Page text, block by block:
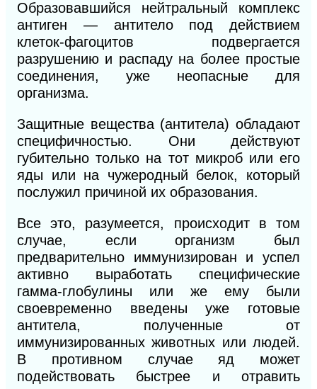
Образовавшийся нейтральный комплекс
антиген — антитело под действием
клеток-фагоцитов подвергается
разрушению и распаду на более простые
соединения, уже неопасные для
организма.
Защитные вещества (антитела) обладают
специфичностью. Они действуют
губительно только на тот микроб или его
яды или на чужеродный белок, который
послужил причиной их образования.
Все это, разумеется, происходит в том
случае, если организм был
предварительно иммунизирован и успел
активно выработать специфические
гамма-глобулины или же ему были
своевременно введены уже готовые
антитела, полученные от
иммунизированных животных или людей.
В противном случае яд может
подействовать быстрее и отравить